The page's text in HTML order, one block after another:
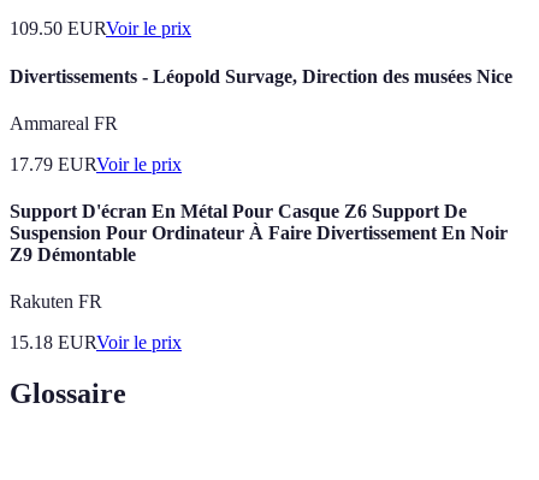
109.50 EURVoir le prix
Divertissements - Léopold Survage, Direction des musées Nice
Ammareal FR
17.79 EURVoir le prix
Support D'écran En Métal Pour Casque Z6 Support De
Suspension Pour Ordinateur À Faire Divertissement En Noir
Z9 Démontable
Rakuten FR
15.18 EURVoir le prix
Glossaire